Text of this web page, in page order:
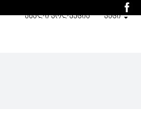
ᲐᲮᲐᲚᲘ ᲙᲝᲚᲔᲥᲪᲘᲐ ᲙᲐᲪᲘ